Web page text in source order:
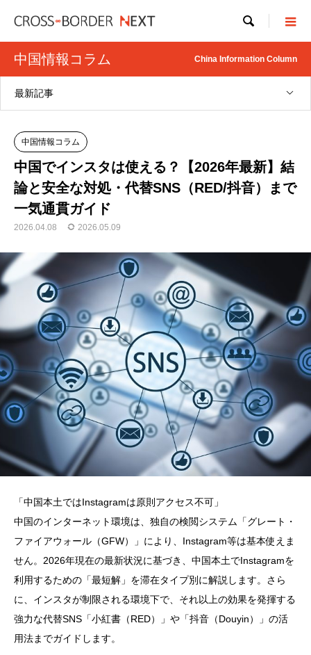

中国情報コラム China Information Column
最新記事
中国情報コラム
中国でインスタは使える？【2026年最新】結
論と安全な対処・代替SNS（RED/抖音）まで
一気通貫ガイド
2026.04.08 2026.05.09
「中国本土ではInstagramは原則アクセス不可」
中国のインターネット環境は、独自の検閲システム「グレート・
ファイアウォール（GFW）」により、Instagram等は基本使えま
せん。2026年現在の最新状況に基づき、中国本土でInstagramを
利用するための「最短解」を滞在タイプ別に解説します。さら
に、インスタが制限される環境下で、それ以上の効果を発揮する
強力な代替SNS「小紅書（RED）」や「抖音（Douyin）」の活
用法までガイドします。